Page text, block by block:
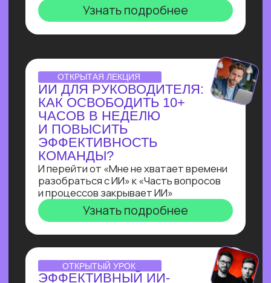
ПРАКТИКУМ
ПО ЧАТ-БОТАМ:КАК
НАЧАТЬ ЗАРАБАТЫВАТЬ
НА БОТАХ В ЭПОХУ
БЛОКИРОВОК
В прямом эфире технический директор
разберет процесс выполнения заказа:
от получения ТЗ
до сборки. И поделится, как новичку
создавать востребованные решения
ОНЛАЙН-ИНТЕНСИВ
СОЗДАЙ БОТА-
С НУЛЯ!
Всего за три урока ты выполнишь
реальный заказ с биржи: соберёшь
полноценного бота-нутрициолога
с ИИI-ассистентом
на Salebot и поймешь, можешь ли
ты зарабатывать на разработке чат-
ботов от 100 т.р.
Узнать подробнее